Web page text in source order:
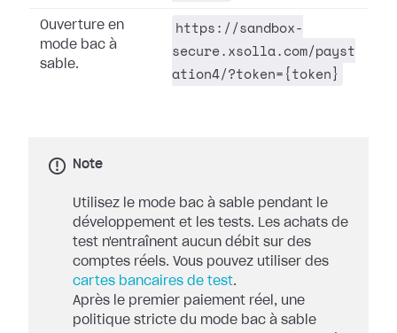
Ouverture en
mode bac à
sable.
https://sandbox-
secure.xsolla.com/payst
ation4/?token={token}
Note
Utilisez le mode bac à sable pendant le
développement et les tests. Les achats de
test n'entraînent aucun débit sur des
comptes réels. Vous pouvez utiliser des
cartes bancaires de test.
Après le premier paiement réel, une
politique stricte du mode bac à sable